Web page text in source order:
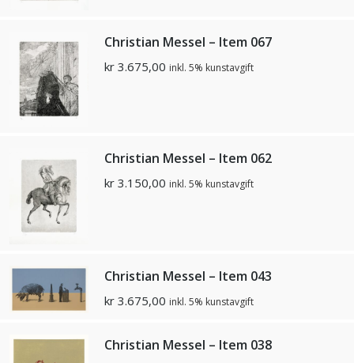
Christian Messel – Item 067
kr 3.675,00 inkl. 5% kunstavgift
Christian Messel – Item 062
kr 3.150,00 inkl. 5% kunstavgift
Christian Messel – Item 043
kr 3.675,00 inkl. 5% kunstavgift
Christian Messel – Item 038